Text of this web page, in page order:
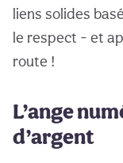
liens solides
le respect - et
route !
L’ange
d’argent